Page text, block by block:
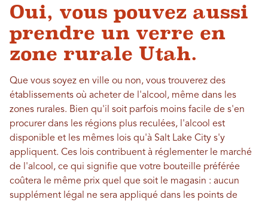
Oui, vous pouvez aussi
prendre un verre en
zone rurale Utah.
Que vous soyez en ville ou non, vous trouverez des
établissements où acheter de l'alcool, même dans les
zones rurales. Bien qu'il soit parfois moins facile de s'en
procurer dans les régions plus reculées, l'alcool est
disponible et les mêmes lois qu'à Salt Lake City s'y
appliquent. Ces lois contribuent à réglementer le marché
de l'alcool, ce qui signifie que votre bouteille préférée
coûtera le même prix quel que soit le magasin : aucun
supplément légal ne sera appliqué dans les points de